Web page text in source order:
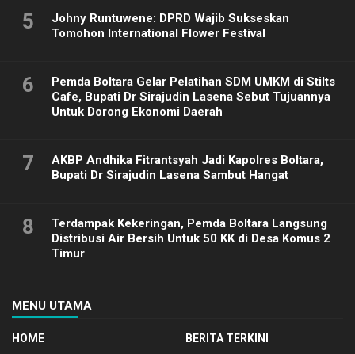
5
Johny Runtuwene: DPRD Wajib Sukseskan
Tomohon International Flower Festival
6
Pemda Boltara Gelar Pelatihan SDM UMKM di Stilts
Cafe, Bupati Dr Sirajudin Lasena Sebut Tujuannya
Untuk Dorong Ekonomi Daerah
7
AKBP Andhika Fitrantsyah Jadi Kapolres Boltara,
Bupati Dr Sirajudin Lasena Sambut Hangat
8
Terdampak Kekeringan, Pemda Boltara Langsung
Distribusi Air Bersih Untuk 50 KK di Desa Komus 2
Timur
MENU UTAMA
HOME
BERITA TERKINI